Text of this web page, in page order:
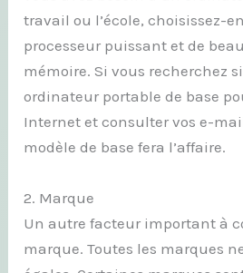
travail ou l’école, choisissez-
processeur puissant et de
mémoire. Si vous recherchez
ordinateur portable de base
Internet et consulter vos e-
modèle de base fera l’affaire.
2. Marque
Un autre facteur important à
marque. Toutes les marques